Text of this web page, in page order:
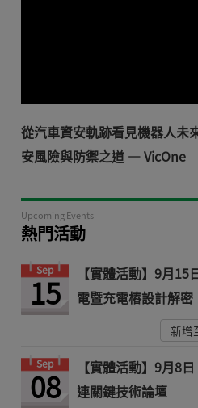
從汽車資安軌跡看見機器人未
安風險與防禦之道 — VicOne
Upcoming Events
熱門活動
Sep
15
【實體活動】9月15
電暨充電樁設計解密
新增
Sep
08
【實體活動】9月8
連關鍵技術論壇